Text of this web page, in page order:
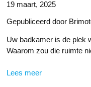
19 maart, 2025
Gepubliceerd door
Uw badkamer is de plek
Waarom zou die ruimte
Lees meer